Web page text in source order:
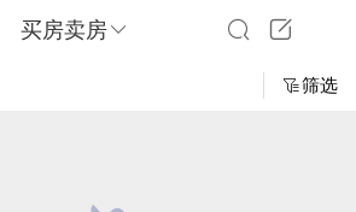
买房卖房
筛选